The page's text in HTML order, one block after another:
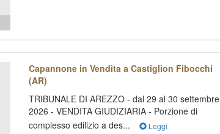
Capannone in Vendita a Castiglion Fibocchi
(AR)
TRIBUNALE DI AREZZO - dal 29 al 30 settembre
2026 - VENDITA GIUDIZIARIA - Porzione di
complesso edilizio a des...
Leggi